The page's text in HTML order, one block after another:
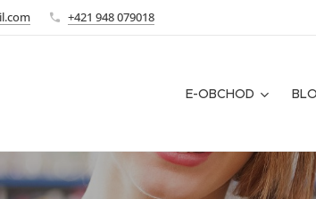
+421 948 079018
E-OBCHOD